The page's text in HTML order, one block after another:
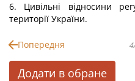
6. Цивільні відносини
території України.
Попередня
Додати в обране